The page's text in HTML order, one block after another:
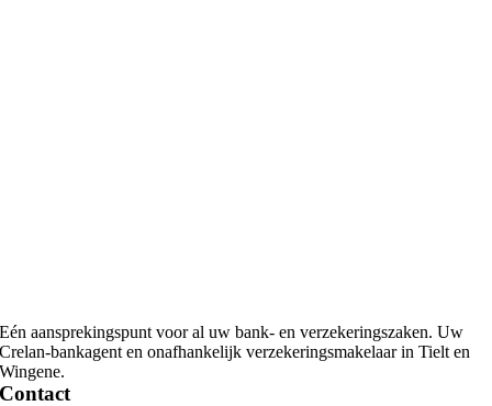
Eén aansprekingspunt voor al uw bank- en verzekeringszaken. Uw
Crelan-bankagent en onafhankelijk verzekeringsmakelaar in Tielt en
Wingene.
Contact